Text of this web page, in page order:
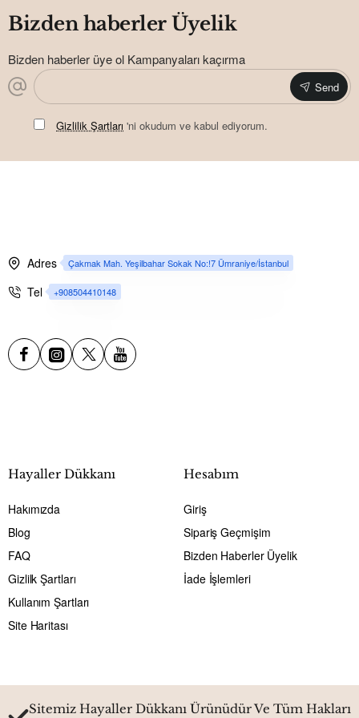
Bizden haberler Üyelik
Bizden haberler üye ol Kampanyaları kaçırma
Send
Gizlilik Şartları 'ni okudum ve kabul ediyorum.
Adres Çakmak Mah. Yeşilbahar Sokak No:!7 Ümraniye/İstanbul
Tel +908504410148
Hayaller Dükkanı
Hakımızda
Blog
FAQ
Gizlilk Şartları
Kullanım Şartları
Site Haritası
Hesabım
Giriş
Sipariş Geçmişim
Bizden Haberler Üyelik
İade İşlemleri
Sitemiz Hayaller Dükkanı Ürünüdür Ve Tüm Hakları